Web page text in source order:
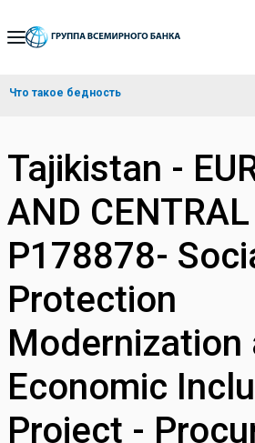
Skip
Navigation
Что такое бедность
Tajikistan -
AND
P178878-
Protection
Modernization
Economic
Project -